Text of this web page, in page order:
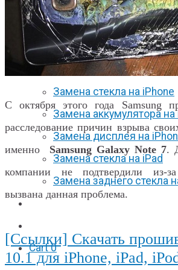
Apple Watch SE
Отзывы
Акции
Замена стекла на iPhone
Замена аккумулятора на
Замена дисплея на
Замена стекла на iPad
Замена заднего стекла
Вакансии
Cart 0
С октября этого года Samsung
расследование причин взрыва
именно Samsung Galaxy Note 7.
компании не подтвердили из-
вызвана данная проблема.
[Ссылки] Скачать
10.1 для iPhone, iPad,